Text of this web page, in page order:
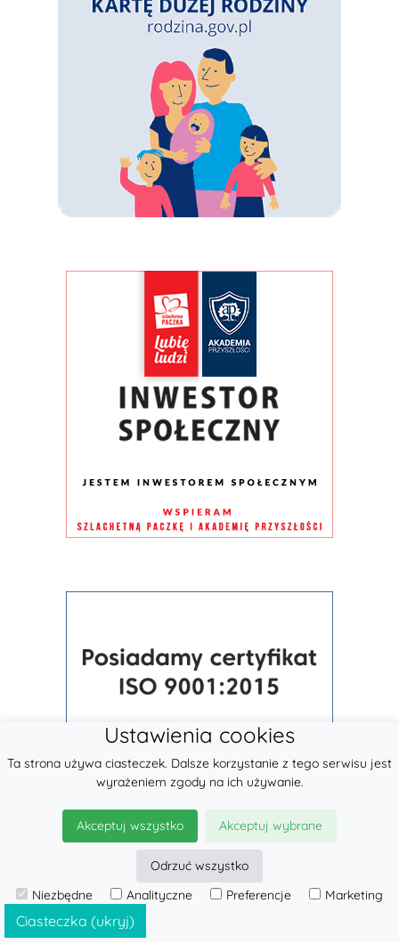
© 2026LennyLamb sp. z o.o.
·Chusty Tkane
Ciasteczka (ukryj)
Ustawienia cookies
Ta strona używa ciasteczek. Dalsze korzystanie z tego serwisu jest
wyrażeniem zgody na ich używanie.
Akceptuj wszystko Akceptuj wybrane
Odrzuć wszystko
Niezbędne
Analityczne Preferencje Marketing